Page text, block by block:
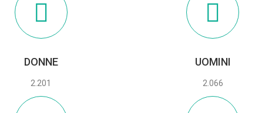
DONNE
2.201
UOMINI
2.066